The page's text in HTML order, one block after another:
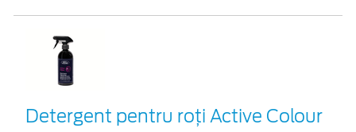
Detergent pentru roți Active Colour